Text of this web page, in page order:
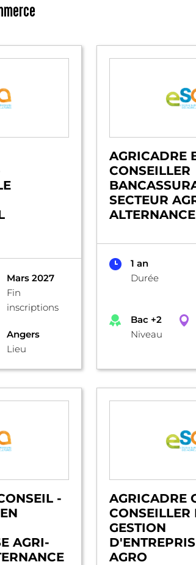
Mars 2027
Fin
inscriptions
Angers
Lieu
AGRICADRE
CONSEILLER
SECTEUR
ALTERNANCE
1 an
Durée
Bac +2
Niveau
-
AGRI-
AGRICADRE
CONSEILLER
GESTION
AGRO